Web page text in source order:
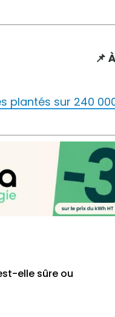
📌
plantés sur 240
elle sûre ou